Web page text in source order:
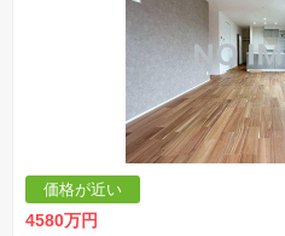
価格が近い
4580万円